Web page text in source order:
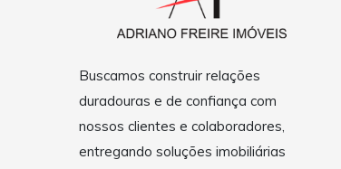
Buscamos construir relações
duradouras e de confiança com
nossos clientes e colaboradores,
entregando soluções imobiliárias